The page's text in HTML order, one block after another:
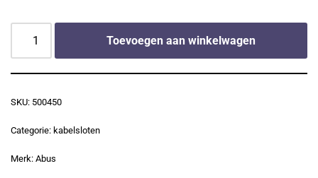
Toevoegen aan winkelwagen
SKU: 500450
Categorie: kabelsloten
Merk: Abus